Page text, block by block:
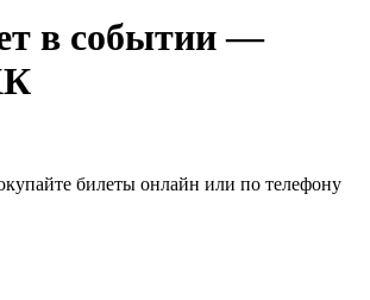
—
билеты онлайн или по телефону